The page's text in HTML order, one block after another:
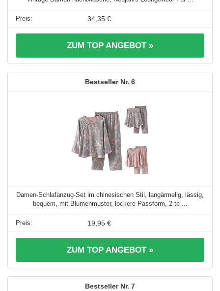
34,35 €
ZUM TOP ANGEBOT »
6
Damen-Schlafanzug-Set im chinesischen Stil, langärmelig, lässig,
bequem, mit Blumenmuster, lockere Passform, 2-te ...
19,95 €
ZUM TOP ANGEBOT »
7